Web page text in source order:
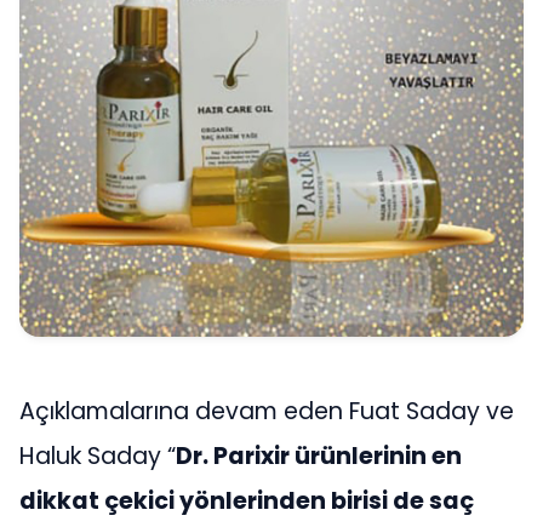
Açıklamalarına devam eden Fuat Saday ve
Haluk Saday “Dr. Parixirürünlerinin en
dikkat çekici yönlerinden birisi de saç